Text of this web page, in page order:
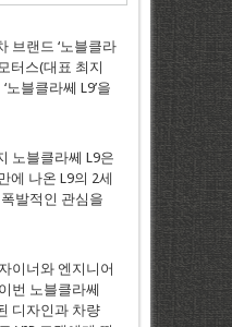
브랜드 ‘노블클라
터스(대표 최지
노블클라쎄 L9’을
노블클라쎄 L9은
에 나온 L9의 2세
발적인 관심을
이너와 엔지니어
번 노블클라쎄
디자인과 차량